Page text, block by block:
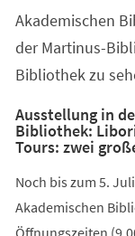
Tab)
Akademischen
der Martinus-
Bibliothek zu
Ausstellung in
Bibliothek:
Tours: zwei
Noch bis zum 5.
Akademischen
Öffnungszeiten